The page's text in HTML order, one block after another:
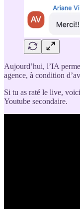
Aujourd’hui, l’IA
agence, à condition
Si tu as raté le live,
Youtube secondaire.